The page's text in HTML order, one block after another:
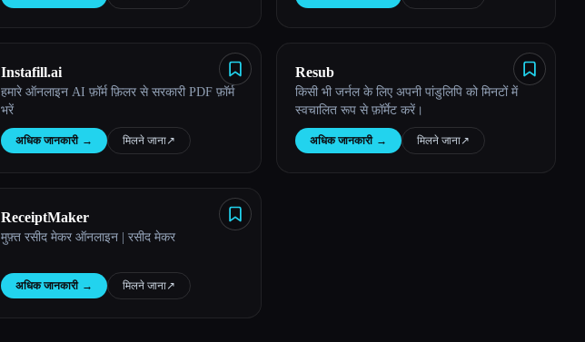
Instafill.ai
हमारे ऑनलाइन AI फ़ॉर्म फ़िलर से सरकारी PDF फ़ॉर्म
भरें
अधिक जानकारी → मिलने जाना↗︎
Resub
किसी भी जर्नल के लिए अपनी पांडुलिपि को मिनटों में
स्वचालित रूप से फ़ॉर्मेट करें।
अधिक जानकारी → मिलने जाना↗︎
ReceiptMaker
मुफ़्त रसीद मेकर ऑनलाइन | रसीद मेकर
अधिक जानकारी → मिलने जाना↗︎